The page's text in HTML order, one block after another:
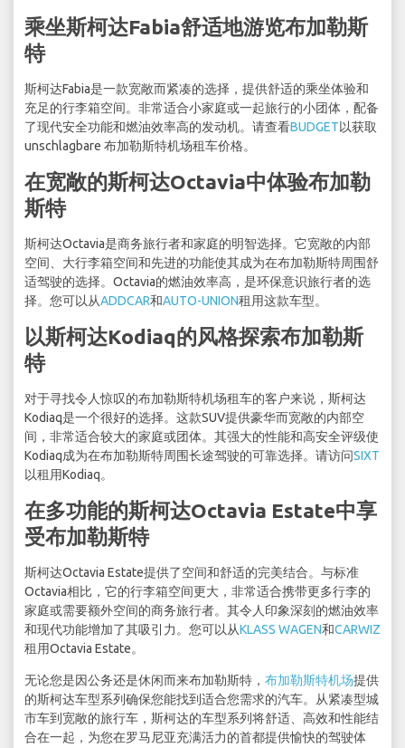
乘坐斯柯达Fabia舒适地游览布加勒斯
特
斯柯达Fabia是一款宽敞而紧凑的选择，提供舒适的乘坐体验和
充足的行李箱空间。非常适合小家庭或一起旅行的小团体，配备
了现代安全功能和燃油效率高的发动机。请查看BUDGET以获取
unschlagbare 布加勒斯特机场租车价格。
在宽敞的斯柯达Octavia中体验布加勒
斯特
斯柯达Octavia是商务旅行者和家庭的明智选择。它宽敞的内部
空间、大行李箱空间和先进的功能使其成为在布加勒斯特周围舒
适驾驶的选择。Octavia的燃油效率高，是环保意识旅行者的选
择。您可以从ADDCAR和AUTO-UNION租用这款车型。
以斯柯达Kodiaq的风格探索布加勒斯
特
对于寻找令人惊叹的布加勒斯特机场租车的客户来说，斯柯达
Kodiaq是一个很好的选择。这款SUV提供豪华而宽敞的内部空
间，非常适合较大的家庭或团体。其强大的性能和高安全评级使
Kodiaq成为在布加勒斯特周围长途驾驶的可靠选择。请访问SIXT
以租用Kodiaq。
在多功能的斯柯达Octavia Estate中享
受布加勒斯特
斯柯达Octavia Estate提供了空间和舒适的完美结合。与标准
Octavia相比，它的行李箱空间更大，非常适合携带更多行李的
家庭或需要额外空间的商务旅行者。其令人印象深刻的燃油效率
和现代功能增加了其吸引力。您可以从KLASS WAGEN和CARWIZ
租用Octavia Estate。
无论您是因公务还是休闲而来布加勒斯特， 布加勒斯特机场提供
的斯柯达车型系列确保您能找到适合您需求的汽车。从紧凑型城
市车到宽敞的旅行车，斯柯达的车型系列将舒适、高效和性能结
合在一起，为您在罗马尼亚充满活力的首都提供愉快的驾驶体